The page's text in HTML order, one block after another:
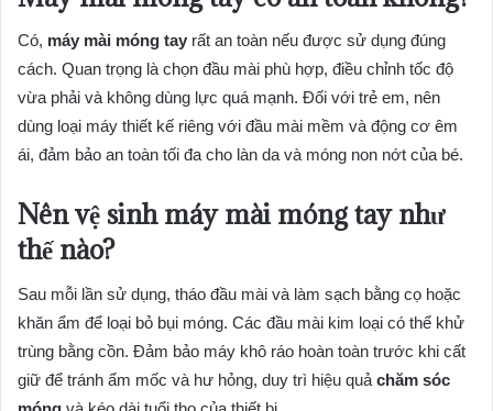
Có, máy mài móng tay rất an toàn nếu được sử dụng đúng
cách. Quan trọng là chọn đầu mài phù hợp, điều chỉnh tốc độ
vừa phải và không dùng lực quá mạnh. Đối với trẻ em, nên
dùng loại máy thiết kế riêng với đầu mài mềm và động cơ êm
ái, đảm bảo an toàn tối đa cho làn da và móng non nớt của bé.
Nên vệ sinh máy mài móng tay như
thế nào?
Sau mỗi lần sử dụng, tháo đầu mài và làm sạch bằng cọ hoặc
khăn ẩm để loại bỏ bụi móng. Các đầu mài kim loại có thể khử
trùng bằng cồn. Đảm bảo máy khô ráo hoàn toàn trước khi cất
giữ để tránh ẩm mốc và hư hỏng, duy trì hiệu quả chăm sóc